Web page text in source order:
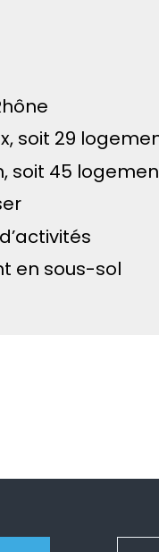
soit 29
soit 45
en sous-sol